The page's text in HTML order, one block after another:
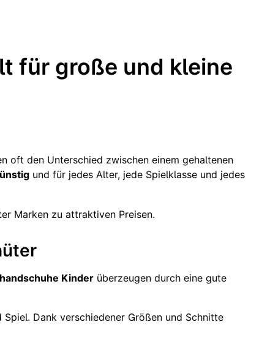
für große und kleine
oft den Unterschied zwischen einem gehaltenen
und für jedes Alter, jede Spielklasse und jedes
Marken zu attraktiven Preisen.
Kinder überzeugen durch eine gute
Dank verschiedener Größen und Schnitte